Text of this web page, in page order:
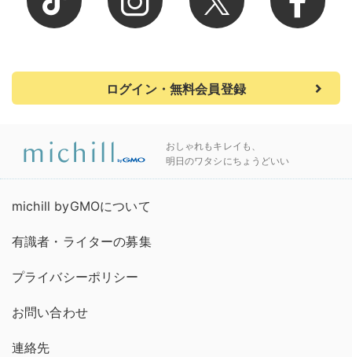
ログイン・無料会員登録
おしゃれもキレイも、
明日のワタシにちょうどいい
michill byGMOについて
有識者・ライターの募集
プライバシーポリシー
お問い合わせ
連絡先